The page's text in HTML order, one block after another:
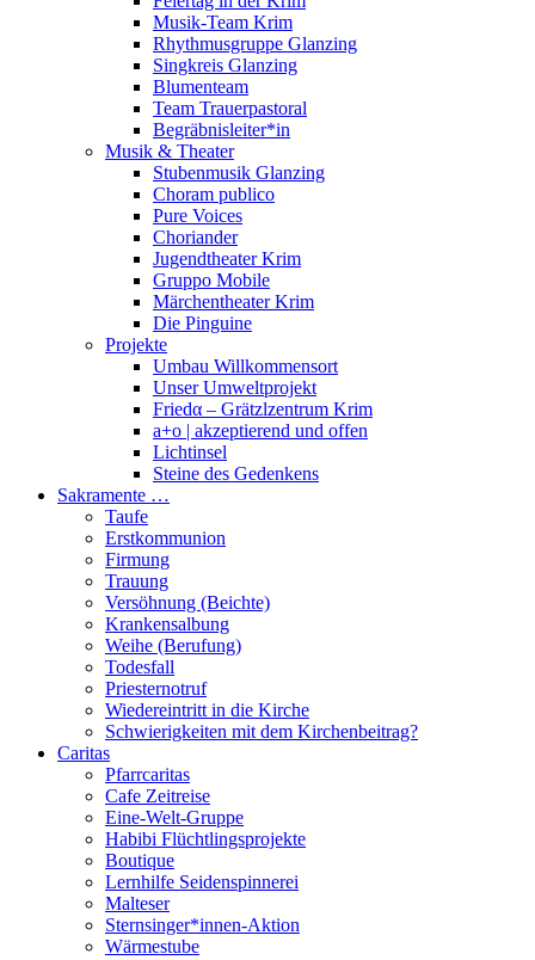
Musik-Team Krim
Rhythmusgruppe Glanzing
Singkreis Glanzing
Blumenteam
Team Trauerpastoral
Begräbnisleiter*in
Musik & Theater
Stubenmusik Glanzing
Choram publico
Pure Voices
Choriander
Jugendtheater Krim
Gruppo Mobile
Märchentheater Krim
Die Pinguine
Projekte
Umbau Willkommensort
Unser Umweltprojekt
Friedα – Grätzlzentrum Krim
a+o | akzeptierend und offen
Lichtinsel
Steine des Gedenkens
Sakramente …
Taufe
Erstkommunion
Firmung
Trauung
Versöhnung (Beichte)
Krankensalbung
Weihe (Berufung)
Todesfall
Priesternotruf
Wiedereintritt in die Kirche
Schwierigkeiten mit dem Kirchenbeitrag?
Caritas
Pfarrcaritas
Cafe Zeitreise
Eine-Welt-Gruppe
Habibi Flüchtlingsprojekte
Boutique
Lernhilfe Seidenspinnerei
Malteser
Sternsinger*innen-Aktion
Wärmestube